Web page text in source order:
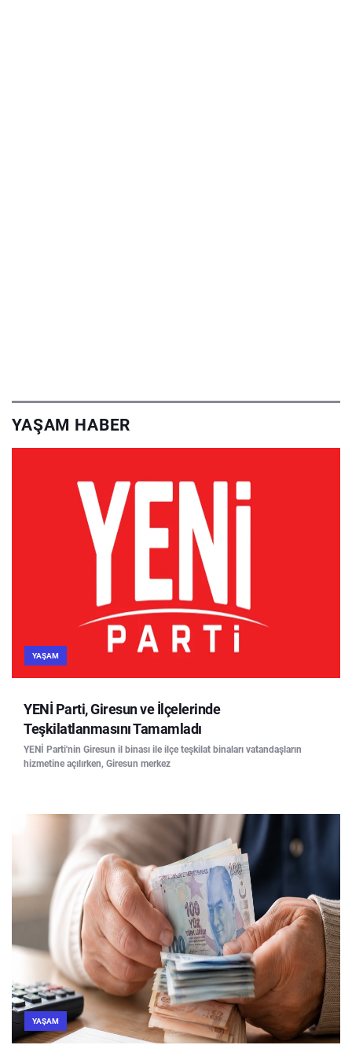
YAŞAM HABER
YAŞAM
YENİ Parti, Giresun ve İlçelerinde
Teşkilatlanmasını Tamamladı
YENİ Parti'nin Giresun il binası ile ilçe teşkilat binaları vatandaşların
hizmetine açılırken, Giresun merkez
YAŞAM